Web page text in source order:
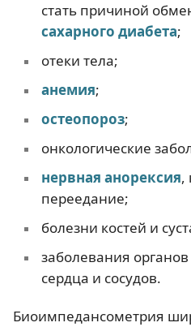
стать причиной
сахарного диабета;
отеки тела;
анемия;
остеопороз;
онкологические
нервная анорексия,
переедание;
болезни костей и
заболевания
сердца и сосудов.
Биоимпедансометрия